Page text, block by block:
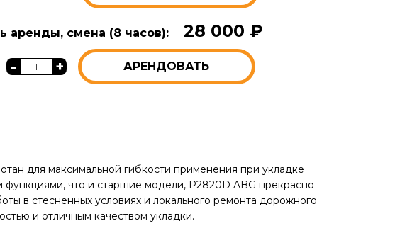
аренды, смена (8 часов): 28 000 ₽
- + АРЕНДОВАТЬ
для максимальной гибкости применения при укладке
что и старшие модели, P2820D ABG прекрасно
в стесненных условиях и локального ремонта дорожного
и отличным качеством укладки.